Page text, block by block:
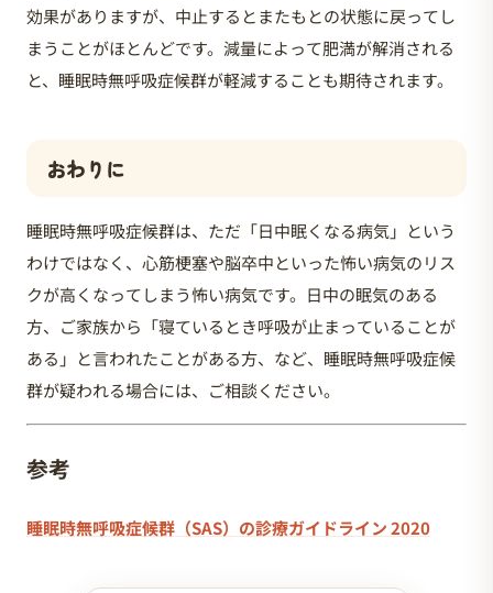
効果がありますが、中止するとまたもとの状態に戻ってし
まうことがほとんどです。減量によって肥満が解消される
と、睡眠時無呼吸症候群が軽減することも期待されます。
おわりに
睡眠時無呼吸症候群は、ただ「日中眠くなる病気」という
わけではなく、心筋梗塞や脳卒中といった怖い病気のリス
クが高くなってしまう怖い病気です。日中の眠気のある
方、ご家族から「寝ているとき呼吸が止まっていることが
ある」と言われたことがある方、など、睡眠時無呼吸症候
群が疑われる場合には、ご相談ください。
参考
睡眠時無呼吸症候群（SAS）の診療ガイドライン 2020